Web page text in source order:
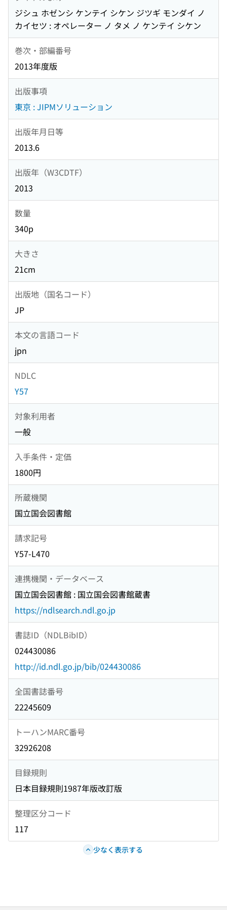
ジシュ ホゼンシ ケンテイ シケン ジツギ モンダイ ノ
カイセツ : オペレーター ノ タメ ノ ケンテイ シケン
巻次・部編番号
2013年度版
出版事項
東京 : JIPMソリューション
出版年月日等
2013.6
出版年（W3CDTF）
2013
数量
340p
大きさ
21cm
出版地（国名コード）
JP
本文の言語コード
jpn
NDLC
Y57
対象利用者
一般
入手条件・定価
1800円
所蔵機関
国立国会図書館
請求記号
Y57-L470
連携機関・データベース
国立国会図書館 : 国立国会図書館蔵書
https://ndlsearch.ndl.go.jp
書誌ID（NDLBibID）
024430086
http://id.ndl.go.jp/bib/024430086
全国書誌番号
22245609
トーハンMARC番号
32926208
目録規則
日本目録規則1987年版改訂版
整理区分コード
117
少なく表示する